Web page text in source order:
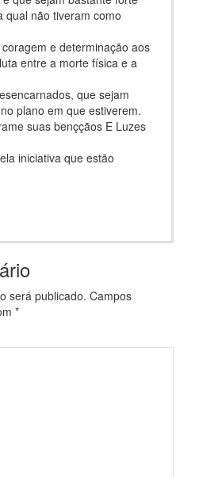
qual não tiveram como
e determinação aos
entre a morte física e a
que sejam
plano em que estiverem.
suas benççãos E Luzes
iniciativa que estão
será publicado. Campos
*